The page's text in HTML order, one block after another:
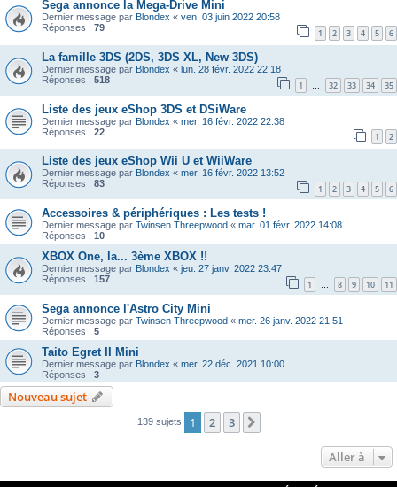
Sega annonce la Mega-Drive Mini
Dernier message par Blondex « ven. 03 juin 2022 20:58
Réponses : 79 1 2 3 4 5 6
La famille 3DS (2DS, 3DS XL, New 3DS)
Dernier message par Blondex « lun. 28 févr. 2022 22:18
Réponses : 518 1 … 32 33 34 35
Liste des jeux eShop 3DS et DSiWare
Dernier message par Blondex « mer. 16 févr. 2022 22:38
Réponses : 22 1 2
Liste des jeux eShop Wii U et WiiWare
Dernier message par Blondex « mer. 16 févr. 2022 13:52
Réponses : 83 1 2 3 4 5 6
Accessoires & périphériques : Les tests !
Dernier message par Twinsen Threepwood « mar. 01 févr. 2022 14:08
Réponses : 10
XBOX One, la... 3ème XBOX !!
Dernier message par Blondex « jeu. 27 janv. 2022 23:47
Réponses : 157 1 … 8 9 10 11
Sega annonce l'Astro City Mini
Dernier message par Twinsen Threepwood « mer. 26 janv. 2022 21:51
Réponses : 5
Taito Egret II Mini
Dernier message par Blondex « mer. 22 déc. 2021 10:00
Réponses : 3
Nouveau sujet
139 sujets 1 2 3
Aller à